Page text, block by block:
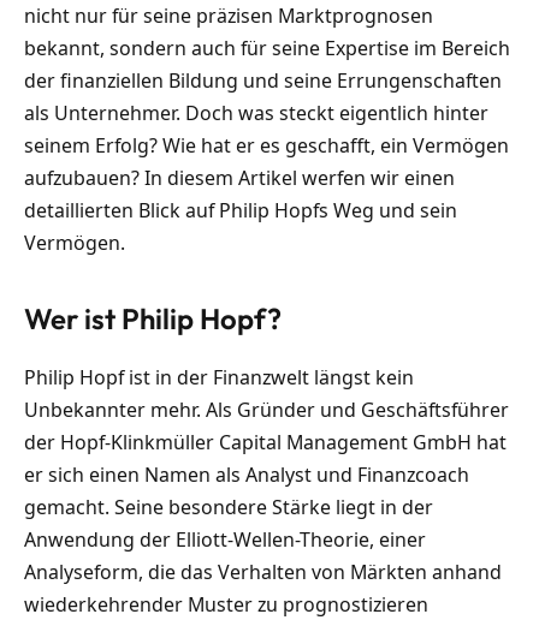
nicht nur für seine präzisen Marktprognosen
bekannt, sondern auch für seine Expertise im Bereich
der finanziellen Bildung und seine Errungenschaften
als Unternehmer. Doch was steckt eigentlich hinter
seinem Erfolg? Wie hat er es geschafft, ein Vermögen
aufzubauen? In diesem Artikel werfen wir einen
detaillierten Blick auf Philip Hopfs Weg und sein
Vermögen.
Wer ist Philip Hopf?
Philip Hopf ist in der Finanzwelt längst kein
Unbekannter mehr. Als Gründer und Geschäftsführer
der Hopf-Klinkmüller Capital Management GmbH hat
er sich einen Namen als Analyst und Finanzcoach
gemacht. Seine besondere Stärke liegt in der
Anwendung der Elliott-Wellen-Theorie, einer
Analyseform, die das Verhalten von Märkten anhand
wiederkehrender Muster zu prognostizieren